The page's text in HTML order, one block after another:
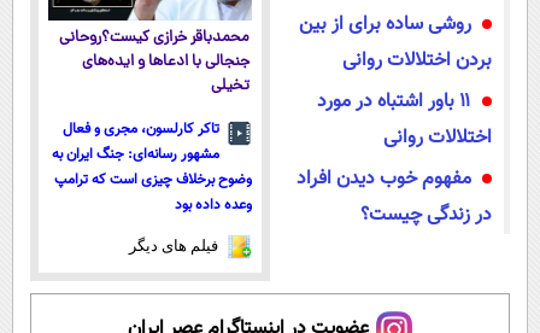
روشی ساده برای از بین
بردن اختلالات روانی
۱۱ باور اشتباه در مورد
اختلالات روانی
مفهوم خوب دیدن افراد
در زندگی چیست؟
محمدباقر خرازی کیست؟روحانی
جنجالی با ادعاها و ایده‌های
تخیلی
تاکر کارلسون، مجری و فعال
مشهور رسانه‌ای: جنگ ایران به
وضوح برخلاف چیزی است که ترامپ
وعده داده بود
فیلم های دیگر